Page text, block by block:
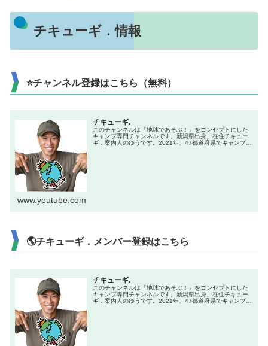
チキューギ．情報
⭐チャンネル登録はこちら（無料）
チキューギ.
このチャンネルは「地球であそぶ！」をコンセプトにした
キャンプ専門チャンネルです。新潟県出身、在住チキュー
ギ．案内人のゆうです。2021年、47都道府県でキャンプを
www.youtube.com
🌎チキューギ．メンバー登録はこちら
チキューギ.
このチャンネルは「地球であそぶ！」をコンセプトにした
キャンプ専門チャンネルです。新潟県出身、在住チキュー
ギ．案内人のゆうです。2021年、47都道府県でキャンプを